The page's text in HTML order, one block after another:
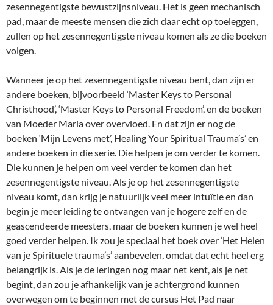
zesennegentigste bewustzijnsniveau. Het is geen mechanisch
pad, maar de meeste mensen die zich daar echt op toeleggen,
zullen op het zesennegentigste niveau komen als ze die boeken
volgen.
Wanneer je op het zesennegentigste niveau bent, dan zijn er
andere boeken, bijvoorbeeld ‘Master Keys to Personal
Christhood’, ‘Master Keys to Personal Freedom’, en de boeken
van Moeder Maria over overvloed. En dat zijn er nog de
boeken ‘Mijn Levens met’, Healing Your Spiritual Trauma’s’ en
andere boeken in die serie. Die helpen je om verder te komen.
Die kunnen je helpen om veel verder te komen dan het
zesennegentigste niveau. Als je op het zesennegentigste
niveau komt, dan krijg je natuurlijk veel meer intuïtie en dan
begin je meer leiding te ontvangen van je hogere zelf en de
geascendeerde meesters, maar de boeken kunnen je wel heel
goed verder helpen. Ik zou je speciaal het boek over ‘Het Helen
van je Spirituele trauma’s’ aanbevelen, omdat dat echt heel erg
belangrijk is. Als je de leringen nog maar net kent, als je net
begint, dan zou je afhankelijk van je achtergrond kunnen
overwegen om te beginnen met de cursus Het Pad naar